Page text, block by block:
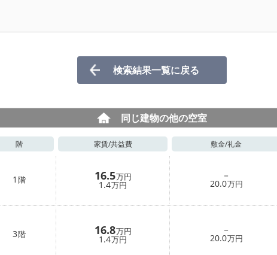
検索結果一覧に戻る
同じ建物の他の空室
階 家賃/共益費 敷金/礼金
1 階 16.5万円
1.4万円
－
20.0万円
3階 16.8万円
1.4万円
－
20.0万円